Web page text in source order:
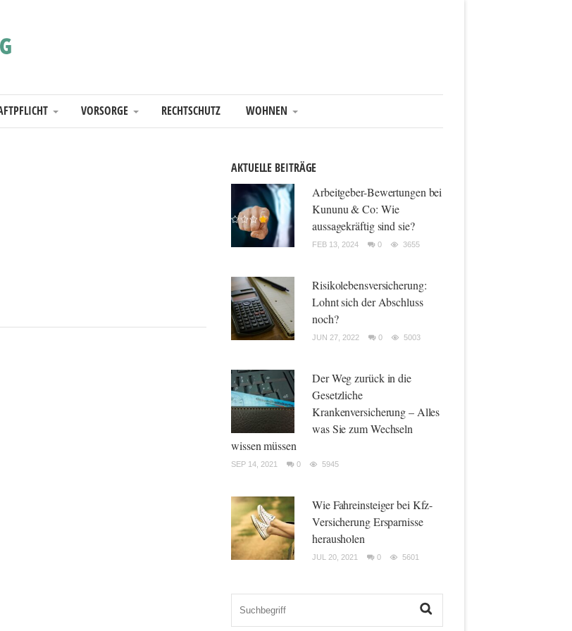
VORSORGE RECHTSCHUTZ WOHNEN
AKTUELLE BEITRÄGE
Arbeitgeber-Bewertungen bei
Kununu & Co: Wie
aussagekräftig sind sie?
FEB 13, 2024 0 3655
Risikolebensversicherung:
Lohnt sich der Abschluss
noch?
JUN 27, 2022 0 5003
Der Weg zurück in die
Gesetzliche
Krankenversicherung – Alles
was Sie zum Wechseln
wissen müssen
SEP 14, 2021 0 5945
Wie Fahreinsteiger bei Kfz-
Versicherung Ersparnisse
herausholen
JUL 20, 2021 0 5601